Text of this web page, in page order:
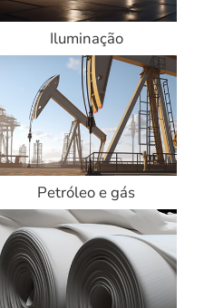
Iluminação
Petróleo e gás